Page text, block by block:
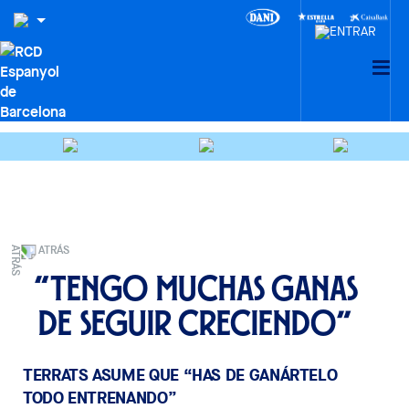
ATRÁS
“Tengo muchas ganas
de seguir creciendo”
TERRATS ASUME QUE “HAS DE GANÁRTELO
TODO ENTRENANDO”